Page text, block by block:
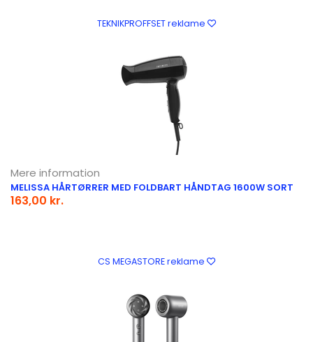
TEKNIKPROFFSET reklame
Mere information
MELISSA HÅRTØRRER MED FOLDBART HÅNDTAG 1600W SORT
163,00 kr.
CS MEGASTORE reklame